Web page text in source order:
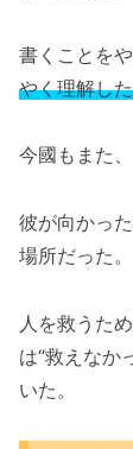
書くことを
やく理解した
今國もまた
彼が向かっ
場所だった。
人を救うた
は“救えなか
いた。